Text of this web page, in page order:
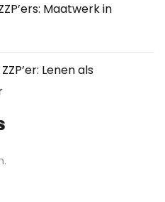
Maatwerk in
Lenen als